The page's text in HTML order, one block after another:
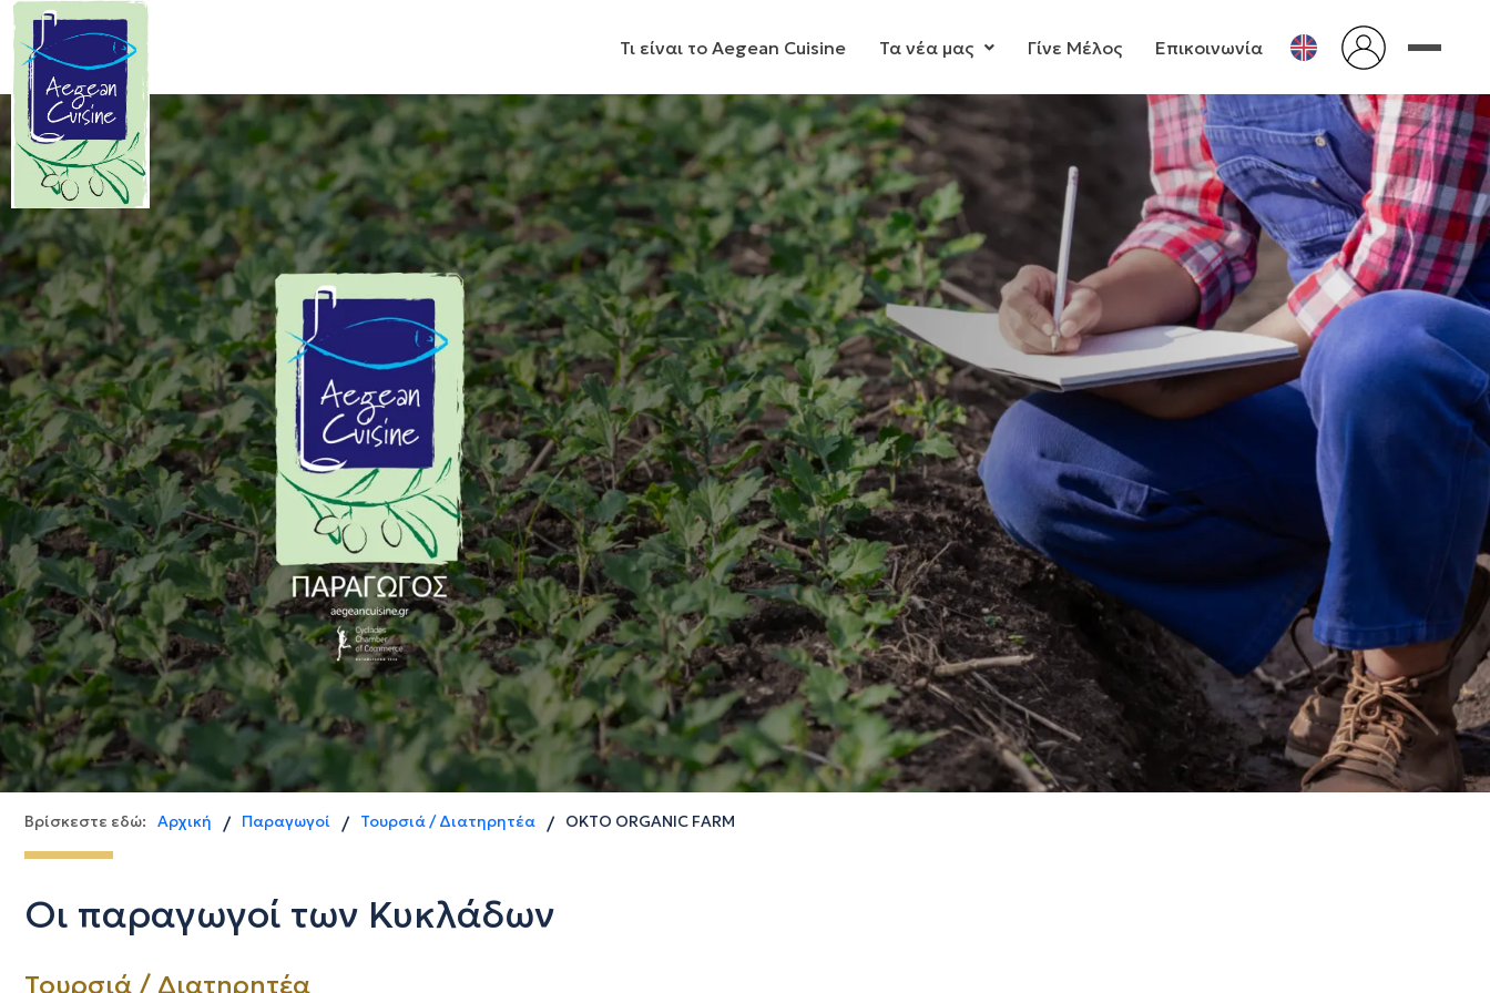
Τι είναι το Aegean Cuisine Τα νέα μας Γίνε Μέλος Επικοινωνία
Manifesto
Κυκλαδίτικης Κουζίνας
Οι Κυκλάδες είναι μια χούφτα
ανεμοδαρμένα, θαλασσοδαρμένα
και μοναδικής ομορφιάς νησιά
καταμεσής του Αιγαίου. Ο μύθος
θέλει να κάνουν κύκλο γύρω από τη
Δήλο την γενέτειρα του Απόλλωνα
και της Άρτεμης…
Βρίσκεστε εδώ: Αρχική / Παραγωγοί / Τουρσιά / Διατηρητέα / OKTO ORGANIC FARM
Οι παραγωγοί των Κυκλάδων
Τουρσιά / Διατηρητέα